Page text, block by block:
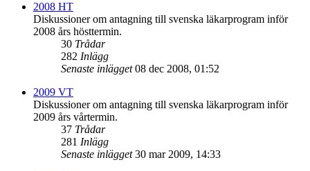
2008 HT
Diskussioner om antagning till svenska läkarprogram inför
2008 års hösttermin.
30 Trådar
282 Inlägg
Senaste inlägget 08 dec 2008, 01:52
2009 VT
Diskussioner om antagning till svenska läkarprogram inför
2009 års vårtermin.
37 Trådar
281 Inlägg
Senaste inlägget 30 mar 2009, 14:33